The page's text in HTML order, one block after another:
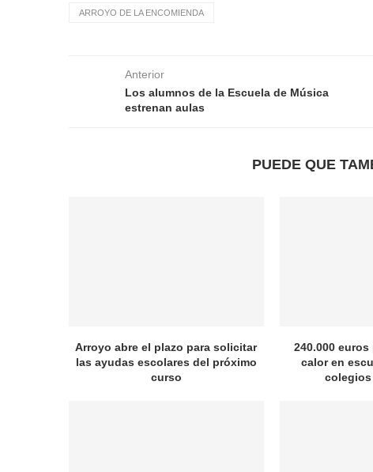
ARROYO DE LA ENCOMIENDA
Anterior
Los alumnos de la Escuela de Música
estrenan aulas
PUEDE QUE
Arroyo abre el plazo para solicitar
las ayudas escolares del próximo
curso
240.000
calor en